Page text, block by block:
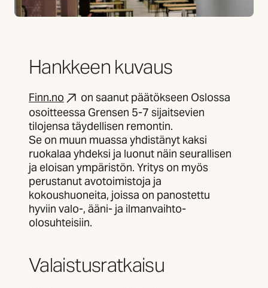
Hankkeen kuvaus
Finn.no
on saanut päätökseen Oslossa
osoitteessa Grensen 5-7 sijaitsevien
tilojensa täydellisen remontin.
Se on muun muassa yhdistänyt kaksi
ruokalaa yhdeksi ja luonut näin seurallisen
ja eloisan ympäristön. Yritys on myös
perustanut avotoimistoja ja
kokoushuoneita, joissa on panostettu
hyviin valo-, ääni- ja ilmanvaihto-
olosuhteisiin.
Valaistusratkaisu